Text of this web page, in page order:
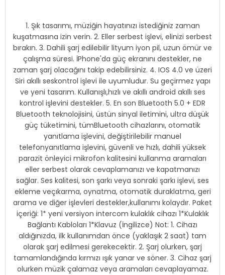
1. Şık tasarımı, müziğin hayatınızı istediğiniz zaman
kuşatmasına izin verin. 2. Eller serbest işlevi, elinizi serbest
bırakın. 3. Dahili şarj edilebilir lityum iyon pil, uzun ömür ve
çalışma süresi. İPhone'da güç ekranını destekler, ne
zaman şarj olacağını takip edebilirsiniz. 4. IOS 4.0 ve üzeri
Siri akıllı seskontrol işlevi ile uyumludur. Su geçirmez yapı
ve yeni tasarım. Kullanışlı,hızlı ve akıllı android akıllı ses
kontrol işlevini destekler. 5. En son Bluetooth 5.0 + EDR
Bluetooth teknolojisini, üstün sinyal iletimini, ultra düşük
güç tüketimini, tümBluetooth cihazlarını, otomatik
yanıtlama işlevini, değiştirilebilir manuel
telefonyanıtlama işlevini, güvenli ve hızlı, dahili yüksek
parazit önleyici mikrofon kalitesini kullanma aramaları
eller serbest olarak cevaplamanızı ve kapatmanızı
sağlar. Ses kalitesi, son şarkı veya sonraki şarkı işlevi, ses
ekleme veçıkarma, oynatma, otomatik duraklatma, geri
arama ve diğer işlevleri destekler,kullanımı kolaydır. Paket
içeriği: 1* yeni versiyon intercom kulaklık cihazı 1*Kulaklık
Bağlantı Kabloları 1*Klavuz (İngilizce) Not: 1. Cihazı
aldığınızda, ilk kullanımdan önce (yaklaşık 2 saat) tam
olarak şarj edilmesi gerekecektir. 2. Şarj olurken, şarj
tamamlandığında kırmızı ışık yanar ve söner. 3. Cihaz şarj
olurken müzik çalamaz veya aramaları cevaplayamaz.